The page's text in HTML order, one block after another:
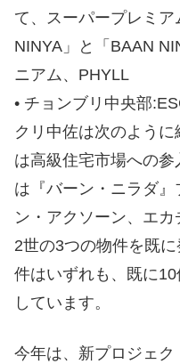
て、スーパープレミ
NINYA」と「BAAN
ニアム、PHYLL
• チョンブリ中央部
クリ中佐は次のよう
は高級住宅市場への
は『バーン・ニラダ
ン・アクソーン、エ
2世の3つの物件を既
件はいずれも、既に
しています。
今年は、新プロジェ